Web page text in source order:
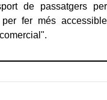
de passatgers per
fer més accessible